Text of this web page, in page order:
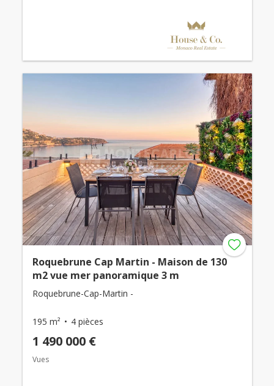
Roquebrune Cap Martin - Maison de 130
m2 vue mer panoramique 3 m
Roquebrune-Cap-Martin -
195 m² 4 pièces
1 490 000 €
Vues